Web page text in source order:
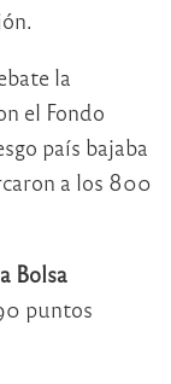
la
el Fondo
país bajaba
a los 800
Bolsa
puntos